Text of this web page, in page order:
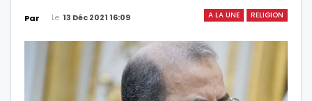
A LA UNE RELIGION
Par Le 13 Déc 2021 16:09